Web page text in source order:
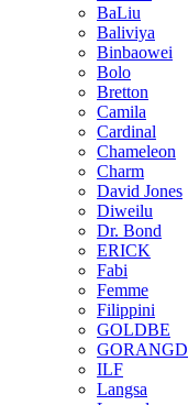
BaLiu
Baliviya
Binbaowei
Bolo
Bretton
Camila
Cardinal
Chameleon
Charm
David Jones
Diweilu
Dr. Bond
ERICK
Fabi
Femme
Filippini
GOLDBE
GORANGD
ILF
Langsa